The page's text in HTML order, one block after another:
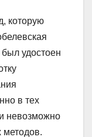
которую
удостоен
в тех
невозможно
методов.